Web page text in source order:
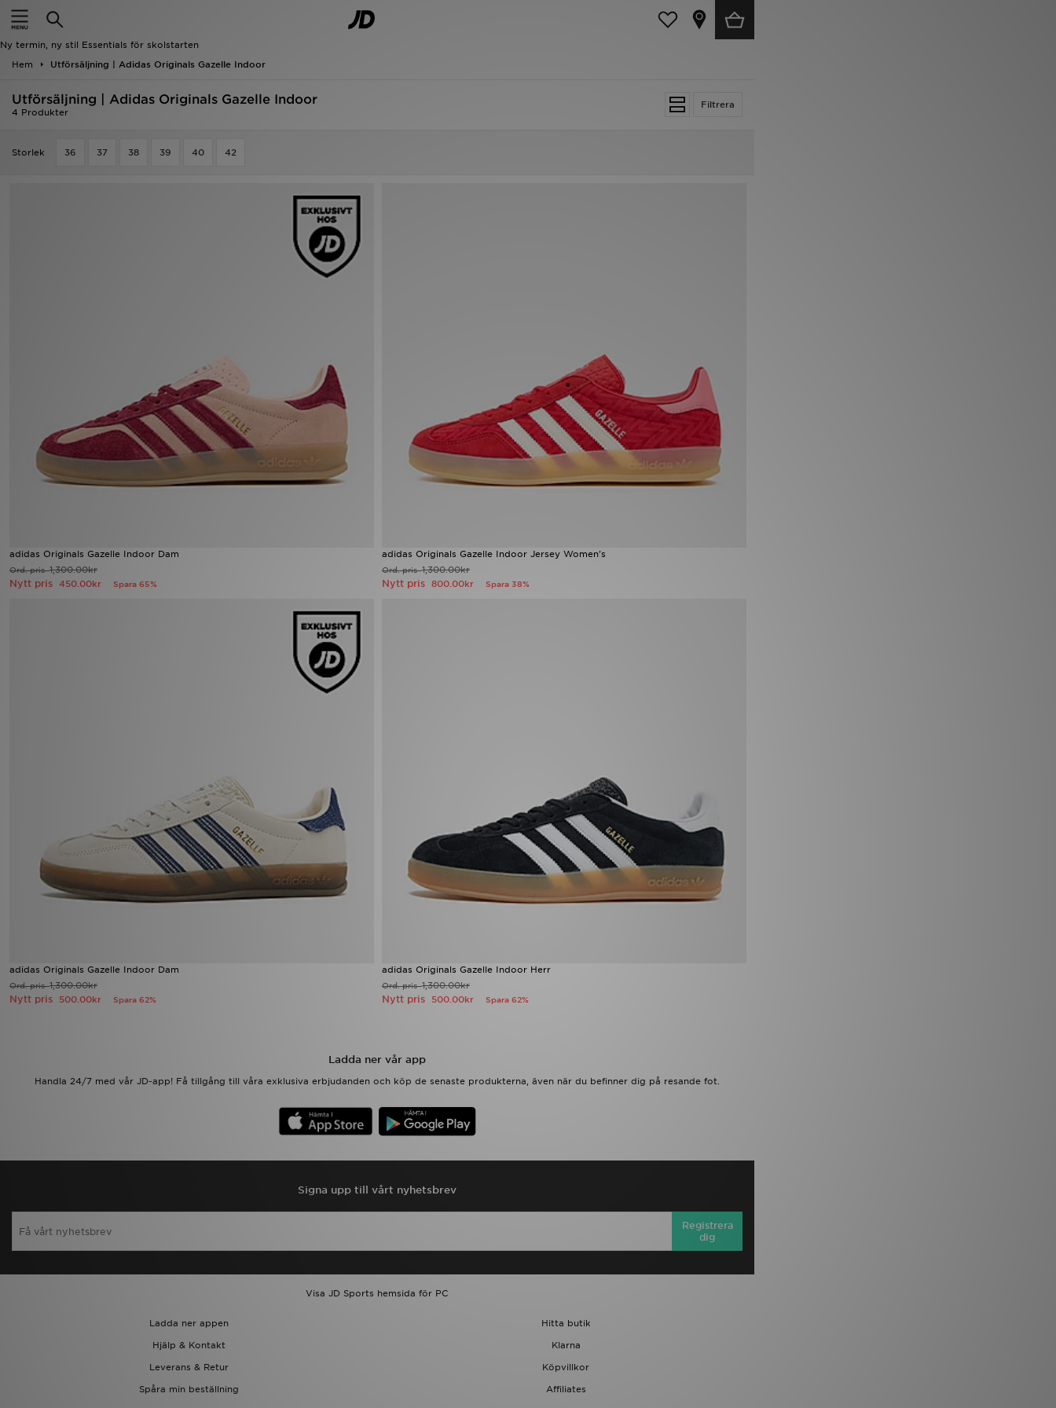
Ny termin, ny stil Essentials för skolstarten
Hem
Utförsäljning | Adidas Originals Gazelle Indoor
Filtrera
Utförsäljning | Adidas Originals Gazelle Indoor
4 Produkter
Storlek 36 37 38 39 40 42
adidas Originals Gazelle Indoor Dam
Ord. pris1,300.00kr
Nytt pris 450.00kr Spara 65%
adidas Originals Gazelle Indoor Jersey Women's
Ord. pris1,300.00kr
Nytt pris 800.00kr Spara 38%
adidas Originals Gazelle Indoor Dam
Ord. pris1,300.00kr
Nytt pris 500.00kr Spara 62%
adidas Originals Gazelle Indoor Herr
Ord. pris1,300.00kr
Nytt pris 500.00kr Spara 62%
Ladda ner vår app
Handla 24/7 med vår JD-app! Få tillgång till våra exklusiva erbjudanden och köp de senaste produkterna, även när du befinner dig på resande fot.
Signa upp till vårt nyhetsbrev
Registrera
dig
Visa JD Sports hemsida för PC
Ladda ner appen
Hitta butik
Hjälp & Kontakt
Klarna
Leverans & Retur
Köpvillkor
Spåra min beställning
Affiliates
Hem
Rea
Nyheter
Mina meddelanden